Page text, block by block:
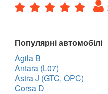
Популярні автомобілі
Agila B
Antara (L07)
Astra J (GTC, OPC)
Corsa D